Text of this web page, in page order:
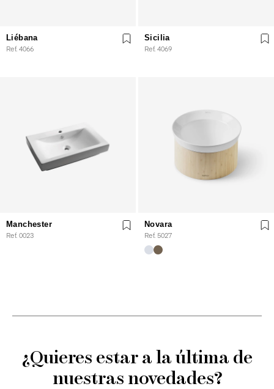
Liébana
Ref. 4066
Sicilia
Ref. 4069
Manchester
Ref. 0023
Novara
Ref. 5027
¿Quieres estar a la última de
nuestras novedades?